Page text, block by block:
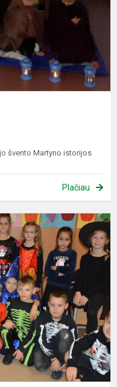
švento Martyno istorijos
Plačiau